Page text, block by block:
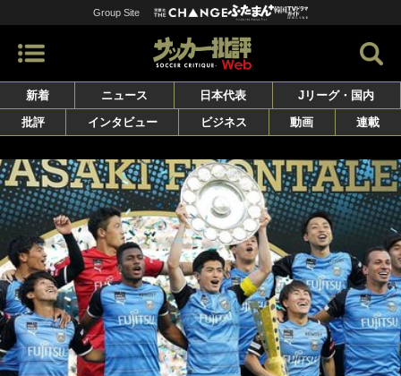
Group Site
新着 ニュース 日本代表
Jリーグ・国内
批評
インタビュー ビジネス 動画 連載